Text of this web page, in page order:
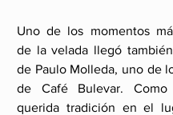
Uno de los momentos
de la velada llegó
de Paulo Molleda, uno de
de Café Bulevar.
querida tradición en el